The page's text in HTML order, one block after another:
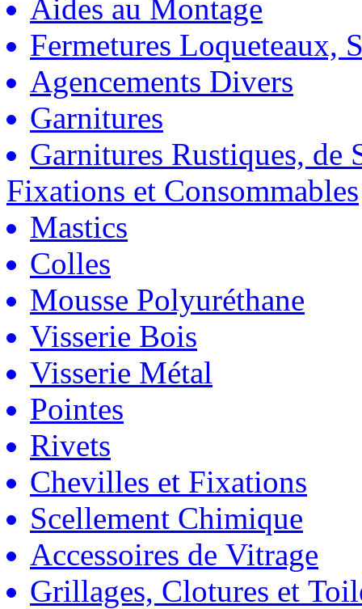
Aides au Montage
Fermetures Loqueteaux,
Agencements Divers
Garnitures
Garnitures Rustiques, de
Fixations et Consommables
Mastics
Colles
Mousse Polyuréthane
Visserie Bois
Visserie Métal
Pointes
Rivets
Chevilles et Fixations
Scellement Chimique
Accessoires de Vitrage
Grillages, Clotures et